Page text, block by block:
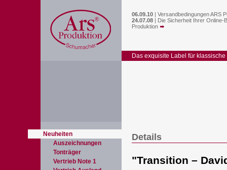
06.09.10 | Versandbedingungen ARS
24.07.08 | Die Sicherheit Ihrer Online-
Produktion
Das exquisite Label für klassische
Neuheiten
Auszeichnungen
Tonträger
Vertrieb Note 1
Details
"Transition –